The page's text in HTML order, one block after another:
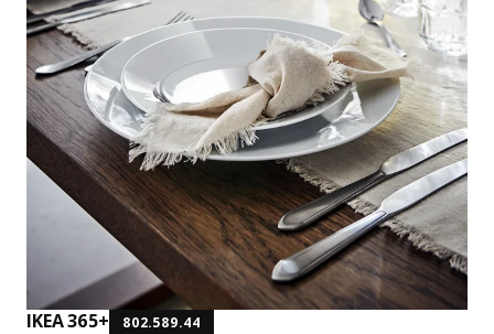
IKEA 365+ 802.589.44